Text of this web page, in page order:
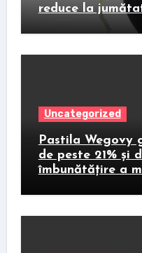
reduce la
Uncategorized
Pastila Wegovy
de peste 21% și
îmbunătățire a